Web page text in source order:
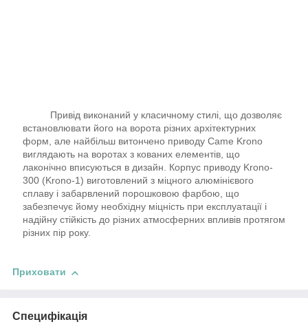
Привід виконаний у класичному стилі, що дозволяє
встановлювати його на ворота різних архітектурних
форм, але найбільш витончено приводу Came Krono
виглядають на воротах з кованих елементів, що
лаконічно вписуються в дизайн. Корпус приводу Krono-
300 (Krono-1) виготовлений з міцного алюмінієвого
сплаву і забарвлений порошковою фарбою, що
забезпечує йому необхідну міцність при експлуатації і
надійну стійкість до різних атмосферних впливів протягом
різних пір року.
Приховати
Специфікація